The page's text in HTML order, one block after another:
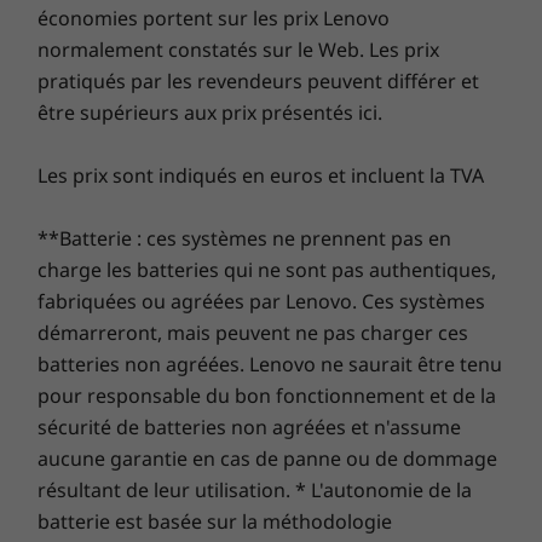
trouvez nulle part ? Copilot vous permet de
gagner un temps précieux que vous auriez
passé à chercher. Grâce à quelques mots
seulement, votre assistant va parcourir les
système. De plus, créez des images, rédigez
l'aide pour le codage et générez des éléments
d'action et des transcriptions de vos réunions.
Bluetooth ® 5.3
Station d’accueil prise en charge
Station d'accueil USB-C®
Dimensions (H x L x P)
16,9 mm x 313,6 mm x 219,4 mm/0,67" x 12,35" x 8,64"
Poids
À partir de 1,24 kg
Clavier
TrackPoint à deux fonctions : déplacez le curseur ou
appuyez deux fois pour ouvrir TrackPoint Quick Menu
En option : rétroéclairage à LED blanches
ARM64
Mémoire totale
Jusqu'à la
LPDDR5x 64G
canal
Disque dur
SSD PCIe Gen4x4
jusqu'à 1 To (2242)
Comparer
ssionnel
Mémoire totale
Jusqu’à 64 Go de
LPDDR5x
à double canal
Disque dur
Disque SSD PCIe
Gen5 jusqu’à 2 To
(2280)
Acheter
Comparer
DIMM
SSD PCIe
Gen4x4
publicitaires, des logiciels malveillants et d’autres
menaces. Libérez le potentiel d’un parcours virtuel
passionnant !
économies portent sur les prix Lenovo
normalement constatés sur le Web. Les prix
pratiqués par les revendeurs peuvent différer et
être supérieurs aux prix présentés ici.
Les prix sont indiqués en euros et incluent la TVA
**Batterie : ces systèmes ne prennent pas en
charge les batteries qui ne sont pas authentiques,
fabriquées ou agréées par Lenovo. Ces systèmes
démarreront, mais peuvent ne pas charger ces
batteries non agréées. Lenovo ne saurait être tenu
pour responsable du bon fonctionnement et de la
sécurité de batteries non agréées et n'assume
aucune garantie en cas de panne ou de dommage
résultant de leur utilisation. * L'autonomie de la
batterie est basée sur la méthodologie